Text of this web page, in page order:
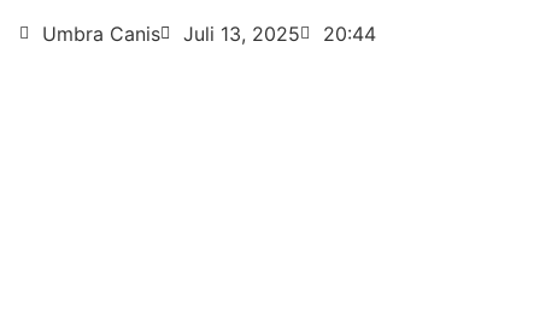
Umbra Canis Juli 13, 2025 20:44